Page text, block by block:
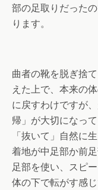
部の足取りだった
ります。
曲者の靴を脱ぎ捨
えた上で、本来の
に戻すわけですが
帰」が大切になっ
「抜いて」自然に
着地が中足部か前
足部を使い、スピ
体の下で転がす感